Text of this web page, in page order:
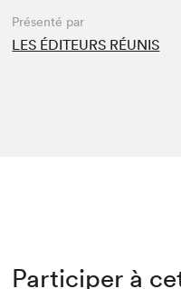
Présenté par
LES ÉDITEURS RÉUNIS
Participer à